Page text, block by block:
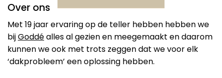
Over ons
Met 19 jaar ervaring op de teller hebben hebben we
bijGoddéalles al gezien en meegemaakt en daarom
kunnen we ook met trots zeggen dat we voor elk
‘dakprobleem’ een oplossing hebben.